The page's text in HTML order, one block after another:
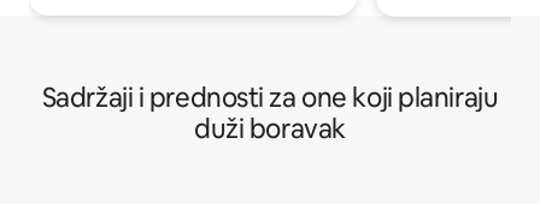
Sadržaji i prednosti za one koji planiraju
duži boravak